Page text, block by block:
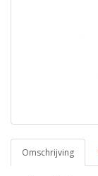
Omschrijving